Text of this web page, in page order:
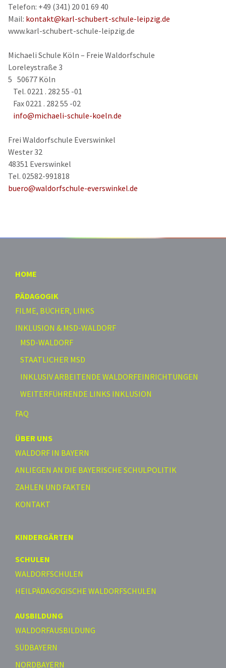
Telefon: +49 (341) 20 01 69 40
Mail: kontakt@karl-schubert-schule-leipzig.de
www.karl-schubert-schule-leipzig.de
Michaeli Schule Köln – Freie Waldorfschule
Loreleystraße 3
5 50677 Köln
Tel. 0221 . 282 55 -01
Fax 0221 . 282 55 -02
info@michaeli-schule-koeln.de
Frei Waldorfschule Everswinkel
Wester 32
48351 Everswinkel
Tel. 02582-991818
buero@waldorfschule-everswinkel.de
HOME
PÄDAGOGIK
FILME, BÜCHER, LINKS
INKLUSION & MSD-WALDORF
MSD-WALDORF
STAATLICHER MSD
INKLUSIV ARBEITENDE WALDORFEINRICHTUNGEN
WEITERFÜHRENDE LINKS INKLUSION
FAQ
ÜBER UNS
WALDORF IN BAYERN
ANLIEGEN AN DIE BAYERISCHE SCHULPOLITIK
ZAHLEN UND FAKTEN
KONTAKT
KINDERGÄRTEN
SCHULEN
WALDORFSCHULEN
HEILPÄDAGOGISCHE WALDORFSCHULEN
AUSBILDUNG
WALDORFAUSBILDUNG
SÜDBAYERN
NORDBAYERN